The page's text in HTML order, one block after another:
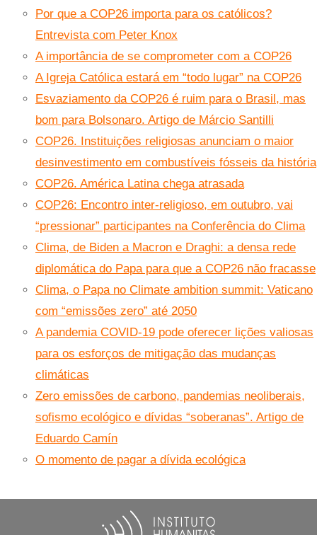
Por que a COP26 importa para os católicos?
Entrevista com Peter Knox
A importância de se comprometer com a COP26
A Igreja Católica estará em “todo lugar” na COP26
Esvaziamento da COP26 é ruim para o Brasil, mas
bom para Bolsonaro. Artigo de Márcio Santilli
COP26. Instituições religiosas anunciam o maior
desinvestimento em combustíveis fósseis da história
COP26. América Latina chega atrasada
COP26: Encontro inter-religioso, em outubro, vai
“pressionar” participantes na Conferência do Clima
Clima, de Biden a Macron e Draghi: a densa rede
diplomática do Papa para que a COP26 não fracasse
Clima, o Papa no Climate ambition summit: Vaticano
com “emissões zero” até 2050
A pandemia COVID-19 pode oferecer lições valiosas
para os esforços de mitigação das mudanças
climáticas
Zero emissões de carbono, pandemias neoliberais,
sofismo ecológico e dívidas “soberanas”. Artigo de
Eduardo Camín
O momento de pagar a dívida ecológica